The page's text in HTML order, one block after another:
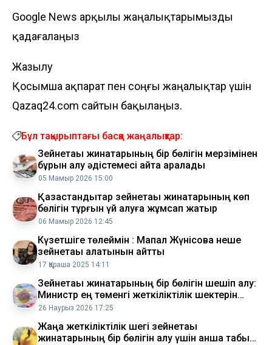
Google News арқылы жаңалықтарымызды
қадағалаңыз
Жазылу
Қосымша ақпарат пен соңғы жаңалықтар үшін
Qazaq24.com сайтын бақылаңыз.
Бұл тақырыптағы басқа жаңалықтар:
Зейнетақы жинақтарының бір бөлігін мерзімінен
бұрын алу әдістемесі қайта қаралады
05 Мамыр 2026 15:00
​Қазақстандықтар зейнетақы жинақтарының көп
бөлігін тұрғын үй алуға жұмсап жатыр
06 Мамыр 2026 12:45
Күзетшіге төлеймін : Мақпал Жүнісова неше
зейнетақы алатынын айтты
17 Қараша 2025 14:11
Зейнетақы жинақтарының бір бөлігін шешіп алу:
Министр ең төменгі жеткіліктілік шектерін
арттыруды ұсынуда
26 Наурыз 2026 17:25
Жаңа жеткіліктілік шегі зейнетақы
жинақтарының бір бөлігін алу үшін қанша табыс